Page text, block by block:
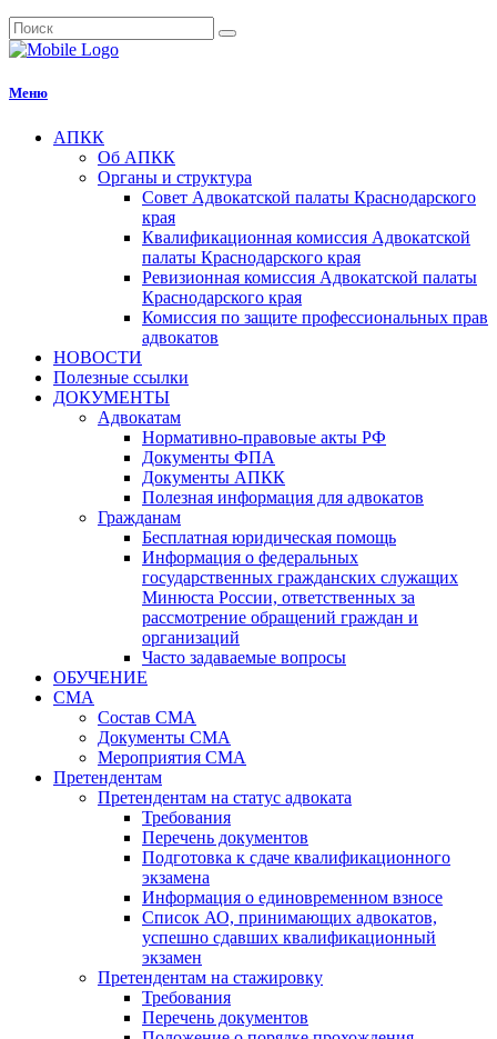
Меню
АПКК
Об АПКК
Органы и структура
Совет Адвокатской палаты Краснодарского
края
Квалификационная комиссия Адвокатской
палаты Краснодарского края
Ревизионная комиссия Адвокатской палаты
Краснодарского края
Комиссия по защите профессиональных прав
адвокатов
НОВОСТИ
Полезные ссылки
ДОКУМЕНТЫ
Адвокатам
Нормативно-правовые акты РФ
Документы ФПА
Документы АПКК
Полезная информация для адвокатов
Гражданам
Бесплатная юридическая помощь
Информация о федеральных
государственных гражданских служащих
Минюста России, ответственных за
рассмотрение обращений граждан и
организаций
Часто задаваемые вопросы
ОБУЧЕНИЕ
СМА
Состав СМА
Документы СМА
Мероприятия СМА
Претендентам
Претендентам на статус адвоката
Требования
Перечень документов
Подготовка к сдаче квалификационного
экзамена
Информация о единовременном взносе
Список АО, принимающих адвокатов,
успешно сдавших квалификационный
экзамен
Претендентам на стажировку
Требования
Перечень документов